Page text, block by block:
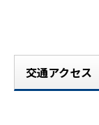
交通アクセス